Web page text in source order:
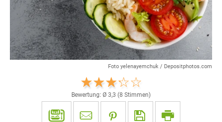
Foto yelenayemchuk / Depositphotos.com
Bewertung: Ø 3,3 (8 Stimmen)